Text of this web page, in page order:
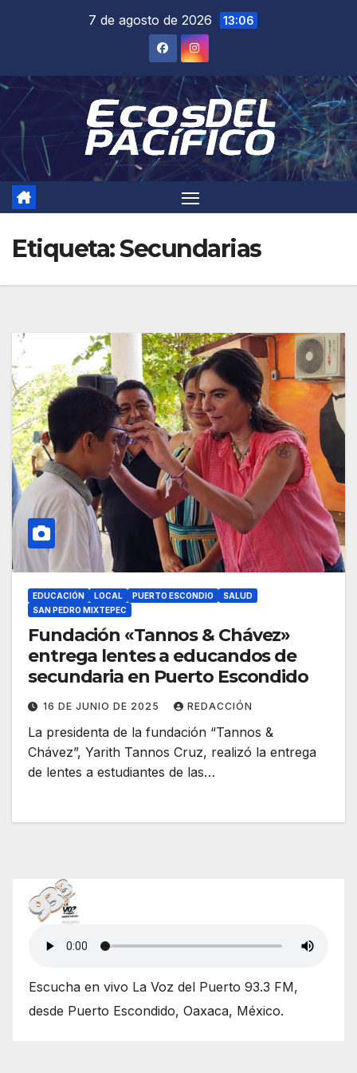
7 de agosto de 2026 13:06
Etiqueta:Secundarias
EDUCACIÓN LOCAL PUERTO ESCONDIO
SALUD
SAN PEDRO MIXTEPEC
Fundación «Tannos & Chávez»
entrega lentes a educandos de
secundaria en Puerto Escondido
16 DE JUNIO DE 2025 REDACCIÓN
La presidenta de la fundación “Tannos &
Chávez”, Yarith Tannos Cruz, realizó la entrega
de lentes a estudiantes de las…
Escucha en vivo La Voz del Puerto 93.3 FM,
desde Puerto Escondido, Oaxaca, México.